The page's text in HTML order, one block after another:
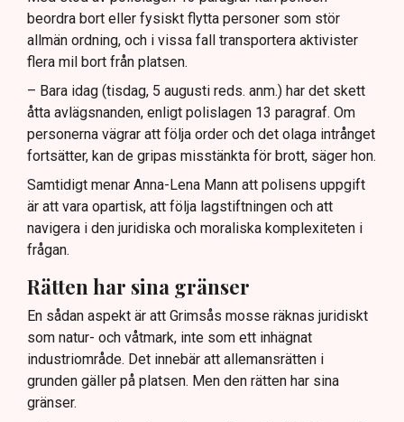
beordra bort eller fysiskt flytta personer som stör
allmän ordning, och i vissa fall transportera aktivister
flera mil bort från platsen.
– Bara idag (tisdag, 5 augusti reds. anm.) har det skett
åtta avlägsnanden, enligt polislagen 13 paragraf. Om
personerna vägrar att följa order och det olaga intrånget
fortsätter, kan de gripas misstänkta för brott, säger hon.
Samtidigt menar Anna-Lena Mann att polisens uppgift
är att vara opartisk, att följa lagstiftningen och att
navigera i den juridiska och moraliska komplexiteten i
frågan.
Rätten har sina gränser
En sådan aspekt är att Grimsås mosse räknas juridiskt
som natur- och våtmark, inte som ett inhägnat
industriområde. Det innebär att allemansrätten i
grunden gäller på platsen. Men den rätten har sina
gränser.